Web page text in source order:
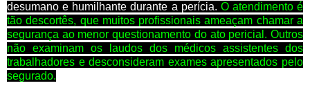
desumano e humilhante durante a perícia. O atendimento é
tão descortês, que muitos profissionais ameaçam chamar a
segurança ao menor questionamento do ato pericial. Outros
não examinam os laudos dos médicos assistentes dos
trabalhadores e desconsideram exames apresentados pelo
segurado.